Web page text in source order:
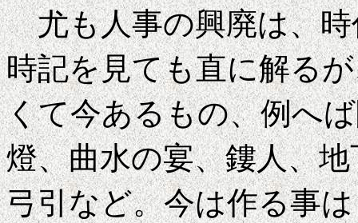
尤も人事の興廃は、時
時記を見ても直に解る
くて今あるもの、例へ
燈、曲水の宴、鏤人、
弓引など。今は作る事